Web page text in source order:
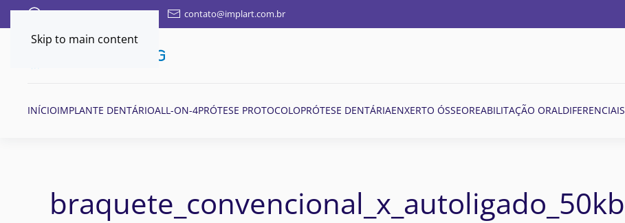
Skip to main content
FALE AQUI POR WHATSAPP contato@implart.com.br
INÍCIOIMPLANTE DENTÁRIOALL-ON-4PRÓTESE PROTOCOLOPRÓTESE DENTÁRIAENXERTO ÓSSEOREABILITAÇÃO ORALDIFERENCIAIS
braquete_convencional_x_autoligado_50kb